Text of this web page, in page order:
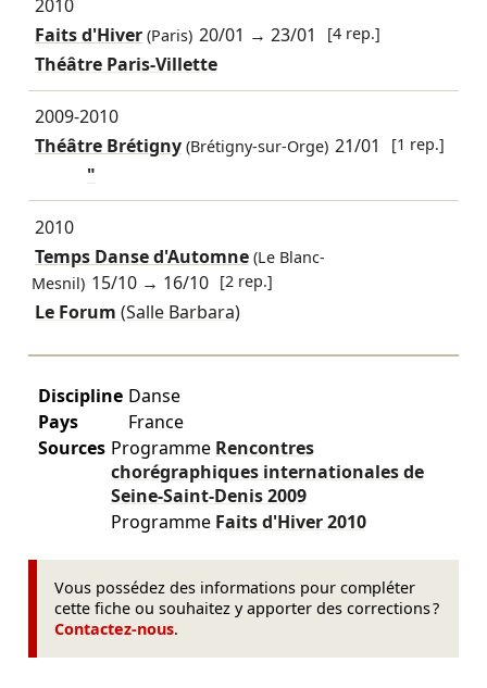
2010
Faits d'Hiver(Paris) 20/01 →23/01 [4 rep.]
Théâtre Paris-Villette
2009-2010
Théâtre Brétigny(Brétigny-sur-Orge) 21/01 [1 rep.]
"
2010
Temps Danse d'Automne(Le Blanc-
Mesnil) 15/10 → 16/10 [2 rep.]
Le Forum (Salle Barbara)
Discipline Danse
Pays
France
Sources Programme Rencontres
chorégraphiques internationales de
Seine-Saint-Denis2009
Programme Faits d'Hiver2010
Vous possédez des informations pour compléter
cette fiche ou souhaitez y apporter des corrections ?
Contactez-nous.